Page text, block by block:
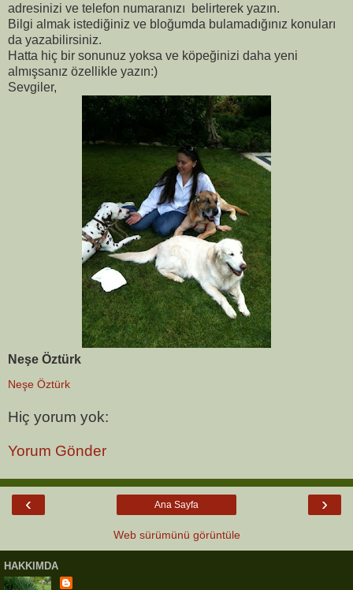
adresinizi ve telefon numaranızı belirterek yazın.
Bilgi almak istediğiniz ve bloğumda bulamadığınız konuları
da yazabilirsiniz.
Hatta hiç bir sonunuz yoksa ve köpeğinizi daha yeni
almışsanız özellikle yazın:)
Sevgiler,
Neşe Öztürk
Neşe Öztürk
Hiç yorum yok:
Yorum Gönder
‹ ›
Ana Sayfa
Web sürümünü görüntüle
HAKKIMDA